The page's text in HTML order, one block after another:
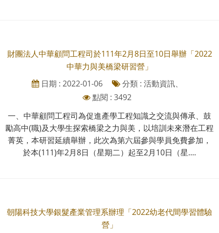
財團法人中華顧問工程司於111年2月8日至10日舉辦「2022
中華力與美橋梁研習營」
日期 : 2022-01-06
分類 : 活動資訊、
點閱 : 3492
一、中華顧問工程司為促進產學工程知識之交流與傳承、鼓
勵高中(職)及大學生探索橋梁之力與美，以培訓未來潛在工程
菁英，本研習延續舉辦，此次為第六屆參與學員免費參加，
於本(111)年2月8日（星期二）起至2月10日（星....
朝陽科技大學銀髮產業管理系辦理「2022幼老代間學習體驗
營」